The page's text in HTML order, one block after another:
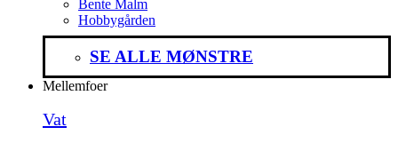
Bente Malm
Hobbygården
SE ALLE MØNSTRE
Mellemfoer
Vat